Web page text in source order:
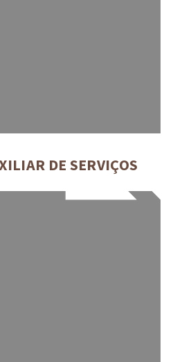
DE SERVIÇOS